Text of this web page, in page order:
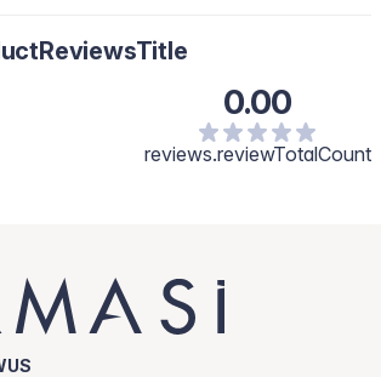
0.00
reviews.reviewTotalCount